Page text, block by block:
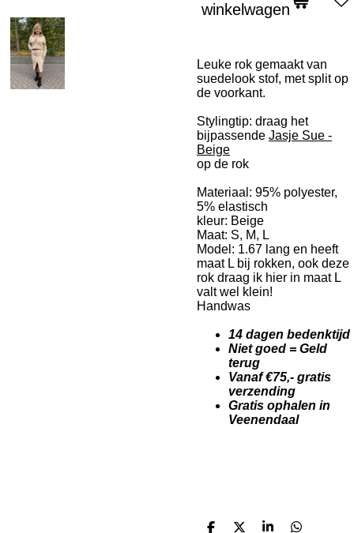
winkelwagen
Leuke rok gemaakt van
suedelook stof, met split op
de voorkant.
Stylingtip: draag het
bijpassende Jasje Sue -
Beige
op de rok
Materiaal: 95% polyester,
5% elastisch
kleur: Beige
Maat: S, M, L
Model: 1.67 lang en heeft
maat L bij rokken, ook deze
rok draag ik hier in maat L
valt wel klein!
Handwas
14 dagen bedenktijd
Niet goed = Geld
terug
Vanaf €75,- gratis
verzending
Gratis ophalen in
Veenendaal